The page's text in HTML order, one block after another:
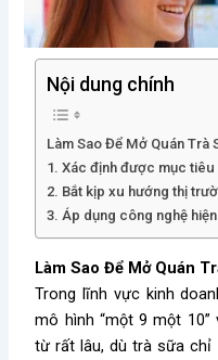
Nội dung chính
Làm Sao Để Mở Quán Trà
1. Xác định được mục tiêu
2. Bắt kịp xu hướng thị
3. Áp dụng công nghệ
Làm Sao Để Mở Quán
Trong lĩnh vực kinh
mô hình “một 9 một
từ rất lâu, dù trà sữa chỉ